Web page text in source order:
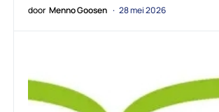
door Menno Goosen 28 mei 2026